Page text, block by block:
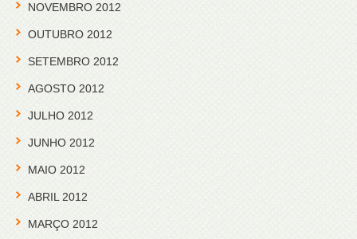
NOVEMBRO 2012
OUTUBRO 2012
SETEMBRO 2012
AGOSTO 2012
JULHO 2012
JUNHO 2012
MAIO 2012
ABRIL 2012
MARÇO 2012